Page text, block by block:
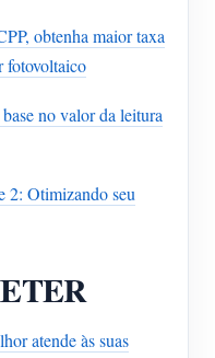
obtenha maior taxa
fotovoltaico
no valor da leitura
2: Otimizando seu
atende às suas